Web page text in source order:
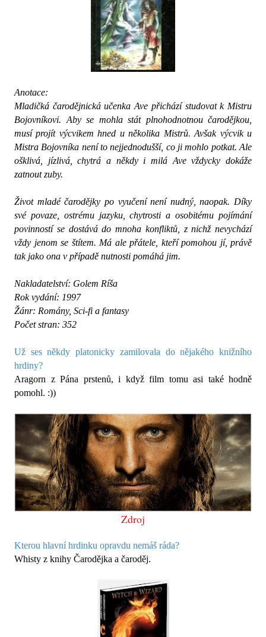
Anotace:
Mladičká čarodějnická učenka Ave přichází studovat k Mistru
Bojovníkovi. Aby se mohla stát plnohodnotnou čarodějkou,
musí projít výcvikem hned u několika Mistrů. Avšak výcvik u
Mistra Bojovníka není to nejjednodušší, co ji mohlo potkat. Ale
ošklivá, jízlivá, chytrá a někdy i milá Ave vždycky dokáže
zatnout zuby.
Život mladé čarodějky po vyučení není nudný, naopak. Díky
své povaze, ostrému jazyku, chytrosti a osobitému pojímání
povinností se dostává do mnoha konfliktů, z nichž nevychází
vždy jenom se štítem. Má ale přátele, kteří pomohou jí, právě
tak jako ona v případě nutnosti pomáhá jim.
Nakladatelství: Golem Ríša
Rok vydání: 1997
Žánr: Romány, Sci-fi a fantasy
Počet stran: 352
Už ses někdy platonicky zamilovala do nějakého knižního
hrdiny?
Aragorn z Pána prstenů, i když film tomu asi také hodně
pomohl. :))
Zdroj
Kterou hlavní hrdinku opravdu nemáš ráda?
Whisty z knihy Čarodějka a čaroděj.